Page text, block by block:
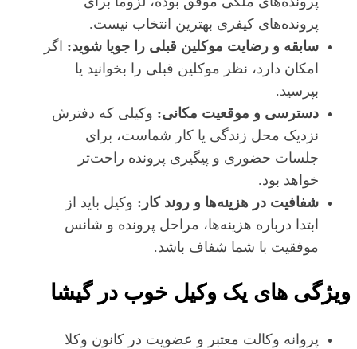
پرونده‌های کیفری بهترین انتخاب نیست.
سابقه و رضایت موکلین قبلی را جویا شوید: اگر
امکان دارد، نظر موکلین قبلی را بخوانید یا
بپرسید.
دسترسی و موقعیت مکانی: وکیلی که دفترش
نزدیک محل زندگی یا کار شماست، برای
جلسات حضوری و پیگیری پرونده راحت‌تر
خواهد بود.
شفافیت در هزینه‌ها و روند کار: وکیل باید از
ابتدا درباره هزینه‌ها، مراحل پرونده و شانس
موفقیت با شما شفاف باشد.
ویژگی‌ های یک وکیل خوب در گیشا
پروانه وکالت معتبر و عضویت در کانون وکلا